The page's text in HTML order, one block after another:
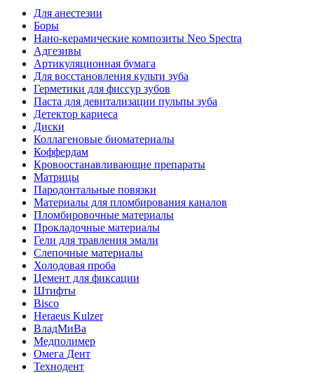
Для анестезии
Боры
Нано-керамические композиты Neo Spectra
Адгезивы
Артикуляционная бумага
Для восстановления культи зуба
Герметики для фиссур зубов
Паста для девитализации пульпы зуба
Детектор кариеса
Диски
Коллагеновые биоматериалы
Коффердам
Кровоостанавливающие препараты
Матрицы
Пародонтальные повязки
Материалы для пломбирования каналов
Пломбировочные материалы
Прокладочные материалы
Гели для травления эмали
Слепочные материалы
Холодовая проба
Цемент для фиксации
Штифты
Bisco
Heraeus Kulzer
ВладМиВа
Медполимер
Омега Дент
Технодент